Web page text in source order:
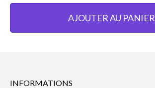
AJOUTER AU PANIER
INFORMATIONS